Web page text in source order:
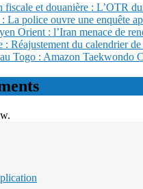
fiscale et douanière : L’OTR
La police ouvre une enquête
Orient : l’Iran menace de
: Réajustement du calendrier
Togo : Amazon Taekwondo